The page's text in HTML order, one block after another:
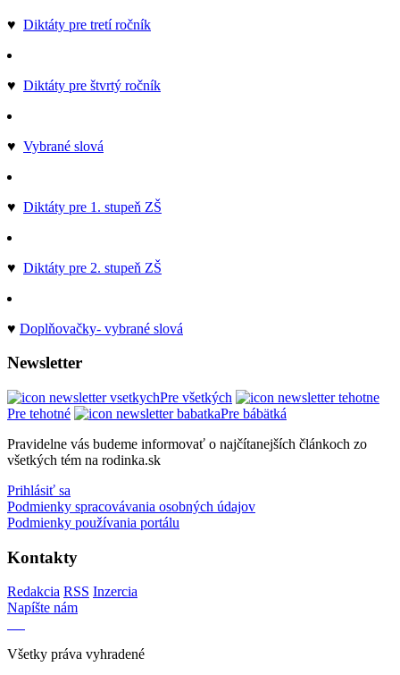
♥ Diktáty pre tretí ročník
♥ Diktáty pre štvrtý ročník
♥ Vybrané slová
♥ Diktáty pre 1. stupeň ZŠ
♥ Diktáty pre 2. stupeň ZŠ
♥ Doplňovačky- vybrané slová
Newsletter
Pre všetkých
Pre tehotné
Pre bábätká
Pravidelne vás budeme informovať o najčítanejších článkoch zo
všetkých tém na rodinka.sk
Prihlásiť sa
Podmienky spracovávania osobných údajov
Podmienky používania portálu
Kontakty
Redakcia RSS Inzercia
Napíšte nám
Všetky práva vyhradené